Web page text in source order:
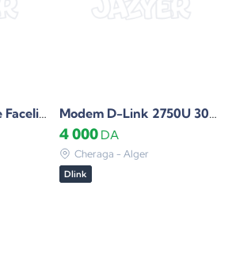
Peugeot 208 Allure Facelift 2022 Modem D-Link 2750U 300 Mbps neuf
4 000 DA
Cheraga - Alger
Dlink